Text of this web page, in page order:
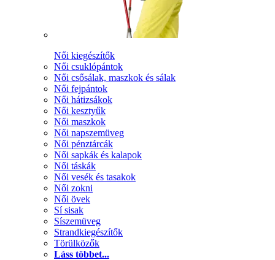
Női kiegészítők
Női csuklópántok
Női csősálak, maszkok és sálak
Női fejpántok
Női hátizsákok
Női kesztyűk
Női maszkok
Női napszemüveg
Női pénztárcák
Női sapkák és kalapok
Női táskák
Női vesék és tasakok
Női zokni
Női övek
Sí sisak
Síszemüveg
Strandkiegészítők
Törülközők
Láss többet...